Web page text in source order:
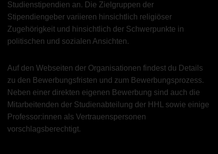
Studienstipendien an. Die Zielgruppen der
Stipendiengeber variieren hinsichtlich religiöser
Zugehörigkeit und hinsichtlich der Schwerpunkte in
politischen und sozialen Ansichten.
Auf den Webseiten der Organisationen findest du Details
zu den Bewerbungsfristen und zum Bewerbungsprozess.
Neben einer direkten eigenen Bewerbung sind auch die
Mitarbeitenden der Studienabteilung der HHL sowie einige
Professor:innen als Vertrauenspersonen
vorschlagsberechtigt.